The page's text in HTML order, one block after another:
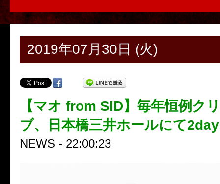
2019年07月30日 (火)
【マオ from SID】毎年恒例ク
ブ、日本橋三井ホールにて
NEWS - 22:00:23